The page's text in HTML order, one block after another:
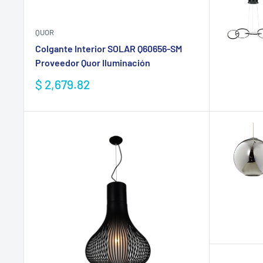
QUOR
Colgante Interior SOLAR Q60656-SM
Proveedor Quor Iluminación
Precio
venta
$ 2,679.82